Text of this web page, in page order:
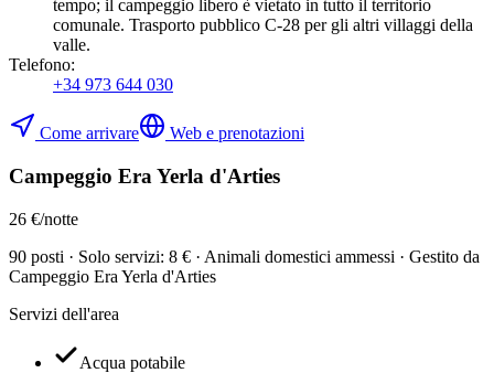
tempo; il campeggio libero è vietato in tutto il territorio
comunale. Trasporto pubblico C-28 per gli altri villaggi della
valle.
Telefono:
+34 973 644 030
Come arrivare Web e prenotazioni
Campeggio Era Yerla d'Arties
26 €/notte
90 posti · Solo servizi: 8 € · Animali domestici ammessi · Gestito da
Campeggio Era Yerla d'Arties
Servizi dell'area
Acqua potabile